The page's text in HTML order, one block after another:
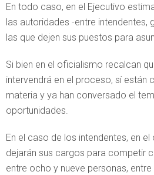
En todo caso, en el Ejecutivo
las autoridades -entre intendentes,
las que dejen sus puestos para
Si bien en el oficialismo recalcan
intervendrá en el proceso, sí están
materia y ya han conversado el
oportunidades.
En el caso de los intendentes, en
dejarán sus cargos para competir
entre ocho y nueve personas,